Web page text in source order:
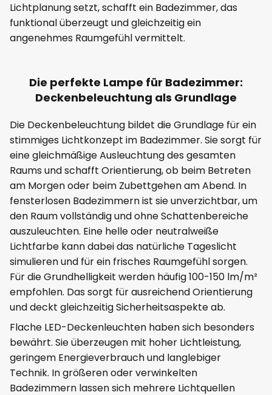
Lichtplanung setzt, schafft ein Badezimmer, das
funktional überzeugt und gleichzeitig ein
angenehmes Raumgefühl vermittelt.
Die perfekte Lampe für Badezimmer:
Deckenbeleuchtung als Grundlage
Die Deckenbeleuchtung bildet die Grundlage für ein
stimmiges Lichtkonzept im Badezimmer. Sie sorgt für
eine gleichmäßige Ausleuchtung des gesamten
Raums und schafft Orientierung, ob beim Betreten
am Morgen oder beim Zubettgehen am Abend. In
fensterlosen Badezimmern ist sie unverzichtbar, um
den Raum vollständig und ohne Schattenbereiche
auszuleuchten. Eine helle oder neutralweiße
Lichtfarbe kann dabei das natürliche Tageslicht
simulieren und für ein frisches Raumgefühl sorgen.
Für die Grundhelligkeit werden häufig 100-150 lm/m²
empfohlen. Das sorgt für ausreichend Orientierung
und deckt gleichzeitig Sicherheitsaspekte ab.
Flache LED-Deckenleuchten haben sich besonders
bewährt. Sie überzeugen mit hoher Lichtleistung,
geringem Energieverbrauch und langlebiger
Technik. In größeren oder verwinkelten
Badezimmern lassen sich mehrere Lichtquellen